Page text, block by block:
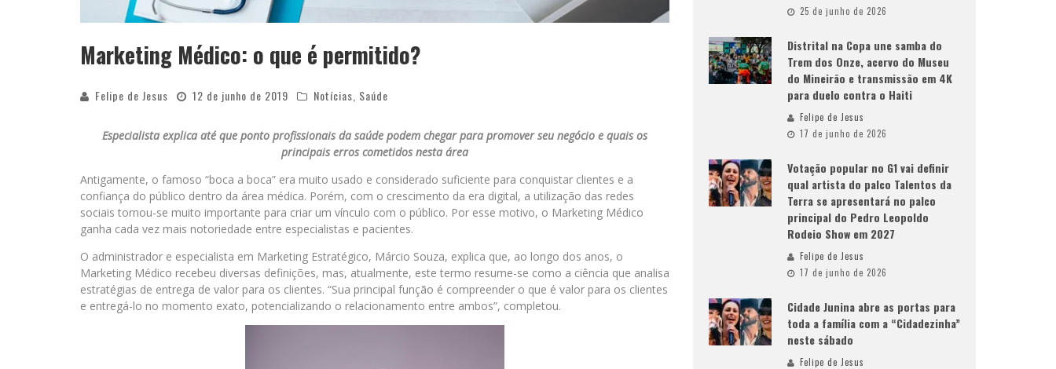
Marketing Médico: o que é permitido?
Felipe de Jesus 12 de junho de 2019 Notícias Saúde
Especialista explica até que ponto profissionais da saúde podem chegar para promover seu negócio e quais os
principais erros cometidos nesta área
Antigamente, o famoso “boca a boca” era muito usado e considerado suficiente para conquistar clientes e a
confiança do público dentro da área médica. Porém, com o crescimento da era digital, a utilização das redes
sociais tornou-se muito importante para criar um vínculo com o público. Por esse motivo, o Marketing Médico
ganha cada vez mais notoriedade entre especialistas e pacientes.
O administrador e especialista em Marketing Estratégico, Márcio Souza, explica que, ao longo dos anos, o
Marketing Médico recebeu diversas definições, mas, atualmente, este termo resume-se como a ciência que analisa
estratégias de entrega de valor para os clientes. “Sua principal função é compreender o que é valor para os clientes
e entregá-lo no momento exato, potencializando o relacionamento entre ambos”, completou.
25 de junho de 2026
Distrital na Copa une samba do
Trem dos Onze, acervo do Museu
do Mineirão e transmissão em 4K
para duelo contra o Haiti
Felipe de Jesus
17 de junho de 2026
Votação popular no G1 vai definir
qual artista do palco Talentos da
Terra se apresentará no palco
principal do Pedro Leopoldo
Rodeio Show em 2027
Felipe de Jesus
17 de junho de 2026
Cidade Junina abre as portas para
toda a família com a “Cidadezinha”
neste sábado
Felipe de Jesus